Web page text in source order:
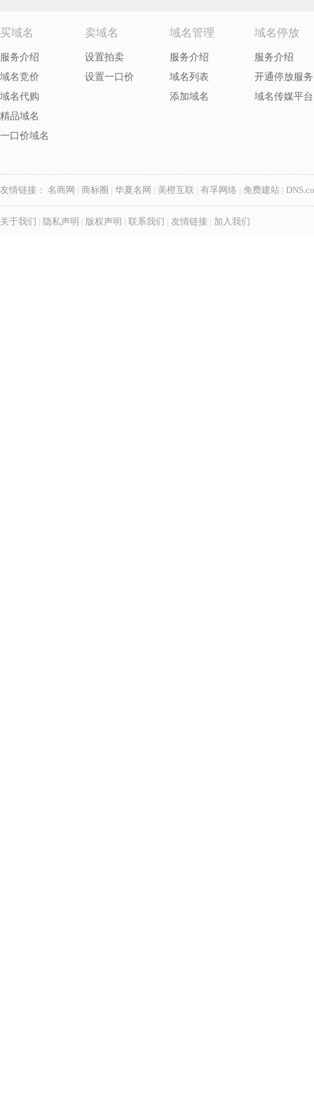
买域名
服务介绍
域名竞价
域名代购
精品域名
一口价域名
卖域名
设置拍卖
设置一口价
域名管理
服务介绍
域名列表
添加域名
域名停放
服务介绍
开通停放服务
域名传媒平台
友情链接： 名商网 | 商标圈 | 华夏名网 | 美橙互联 | 有孚网络 | 免费建站 |
关于我们 | 隐私声明 | 版权声明 | 联系我们 | 友情链接 | 加入我们